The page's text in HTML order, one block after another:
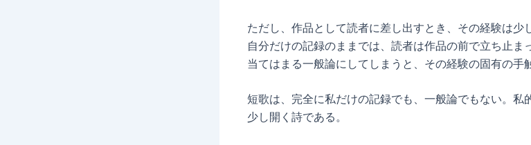
ただし、作品として読者に差し出すとき、その経験は少
自分だけの記録のままでは、読者は作品の前で立ち止ま
当てはまる一般論にしてしまうと、その経験の固有の手
短歌は、完全に私だけの記録でも、一般論でもない。私
少し開く詩である。